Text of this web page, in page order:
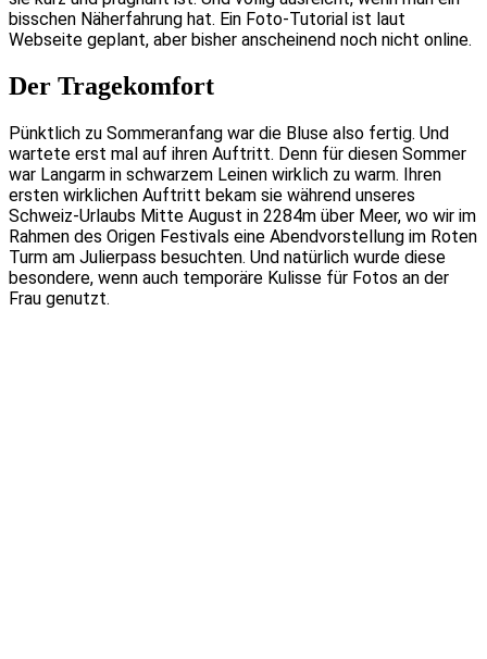
bisschen Näherfahrung hat. Ein Foto-Tutorial ist laut
Webseite geplant, aber bisher anscheinend noch nicht online.
Der Tragekomfort
Pünktlich zu Sommeranfang war die Bluse also fertig. Und
wartete erst mal auf ihren Auftritt. Denn für diesen Sommer
war Langarm in schwarzem Leinen wirklich zu warm. Ihren
ersten wirklichen Auftritt bekam sie während unseres
Schweiz-Urlaubs Mitte August in 2284m über Meer, wo wir im
Rahmen des Origen Festivals eine Abendvorstellung im Roten
Turm am Julierpass besuchten. Und natürlich wurde diese
besondere, wenn auch temporäre Kulisse für Fotos an der
Frau genutzt.